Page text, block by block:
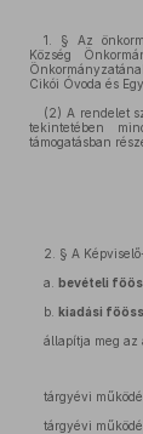
1. § Az
Község
Cikói Óvoda és
(2) A rendelet
tekintetében
támogatásban
2. § A
a. bevételi
b. kiadási
állapítja meg az
tárgyévi
tárgyévi